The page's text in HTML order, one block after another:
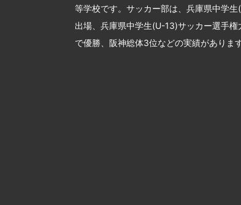
等学校です。サッカー部は、兵庫県中学
出場、兵庫県中学生(U-13)サッカー選手
で優勝、阪神総体3位などの実績があります